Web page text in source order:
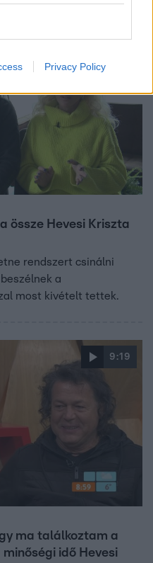
Privacy Policy
össze Hevesi Kriszta
rendszert csinálni
a
most kivételt tettek.
9:19
ma találkoztam a
idő Hevesi